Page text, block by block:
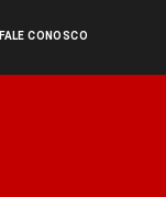
FALE CONOSCO